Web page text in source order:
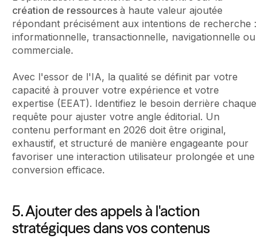
création de ressources à haute valeur ajoutée
répondant précisément aux intentions de recherche :
informationnelle, transactionnelle, navigationnelle ou
commerciale.
Avec l'essor de l'IA, la qualité se définit par votre
capacité à prouver votre expérience et votre
expertise (EEAT). Identifiez le besoin derrière chaque
requête pour ajuster votre angle éditorial. Un
contenu performant en 2026 doit être original,
exhaustif, et structuré de manière engageante pour
favoriser une interaction utilisateur prolongée et une
conversion efficace.
5. Ajouter des appels à l'action
stratégiques dans vos contenus